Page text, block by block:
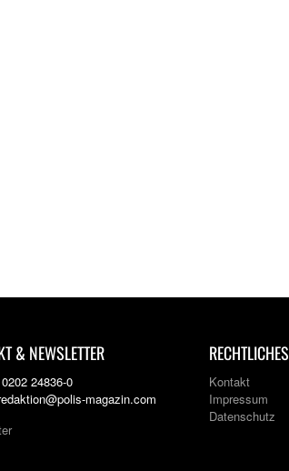
& NEWSLETTER
24836-0
magazin.com
RECHTLICHES
Kontakt
Impressum
Datenschutz